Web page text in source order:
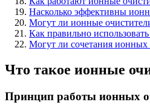
Насколько эффективны
Могут ли ионные
Как правильно
Могут ли сочетания ионных
Что такое ионные
Принцип работы ионных